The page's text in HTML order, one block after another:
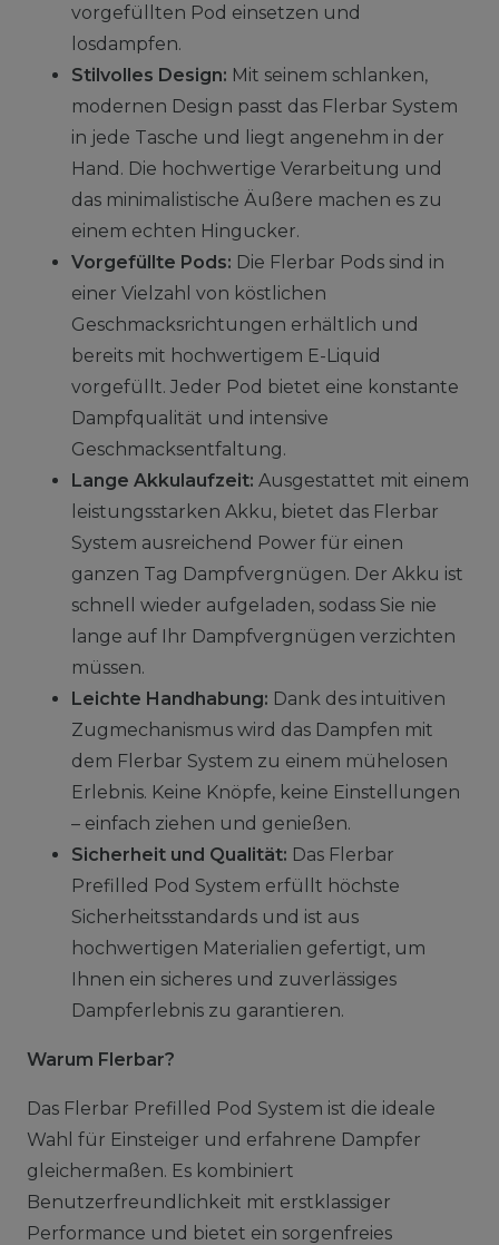
vorgefüllten Pod einsetzen und
losdampfen.
Stilvolles Design: Mit seinem schlanken,
modernen Design passt das Flerbar System
in jede Tasche und liegt angenehm in der
Hand. Die hochwertige Verarbeitung und
das minimalistische Äußere machen es zu
einem echten Hingucker.
Vorgefüllte Pods: Die Flerbar Pods sind in
einer Vielzahl von köstlichen
Geschmacksrichtungen erhältlich und
bereits mit hochwertigem E-Liquid
vorgefüllt. Jeder Pod bietet eine konstante
Dampfqualität und intensive
Geschmacksentfaltung.
Lange Akkulaufzeit: Ausgestattet mit einem
leistungsstarken Akku, bietet das Flerbar
System ausreichend Power für einen
ganzen Tag Dampfvergnügen. Der Akku ist
schnell wieder aufgeladen, sodass Sie nie
lange auf Ihr Dampfvergnügen verzichten
müssen.
Leichte Handhabung: Dank des intuitiven
Zugmechanismus wird das Dampfen mit
dem Flerbar System zu einem mühelosen
Erlebnis. Keine Knöpfe, keine Einstellungen
– einfach ziehen und genießen.
Sicherheit und Qualität: Das Flerbar
Prefilled Pod System erfüllt höchste
Sicherheitsstandards und ist aus
hochwertigen Materialien gefertigt, um
Ihnen ein sicheres und zuverlässiges
Dampferlebnis zu garantieren.
Warum Flerbar?
Das Flerbar Prefilled Pod System ist die ideale
Wahl für Einsteiger und erfahrene Dampfer
gleichermaßen. Es kombiniert
Benutzerfreundlichkeit mit erstklassiger
Performance und bietet ein sorgenfreies